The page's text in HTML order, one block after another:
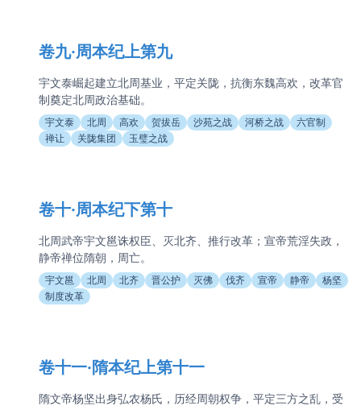
卷九·周本纪上第九
宇文泰崛起建立北周基业，平定关陇，抗衡东魏高欢，改革官
制奠定北周政治基础。
宇文泰 北周 高欢 贺拔岳 沙苑之战 河桥之战
六官制
禅让
关陇集团 玉璧之战
卷十·周本纪下第十
北周武帝宇文邕诛权臣、灭北齐、推行改革；宣帝荒淫失政，
静帝禅位隋朝，周亡。
宇文邕 北周 北齐 晋公护 灭佛 伐齐 宣帝 静帝
杨坚
制度改革
卷十一·隋本纪上第十一
隋文帝杨坚出身弘农杨氏，历经周朝权争，平定三方之乱，受